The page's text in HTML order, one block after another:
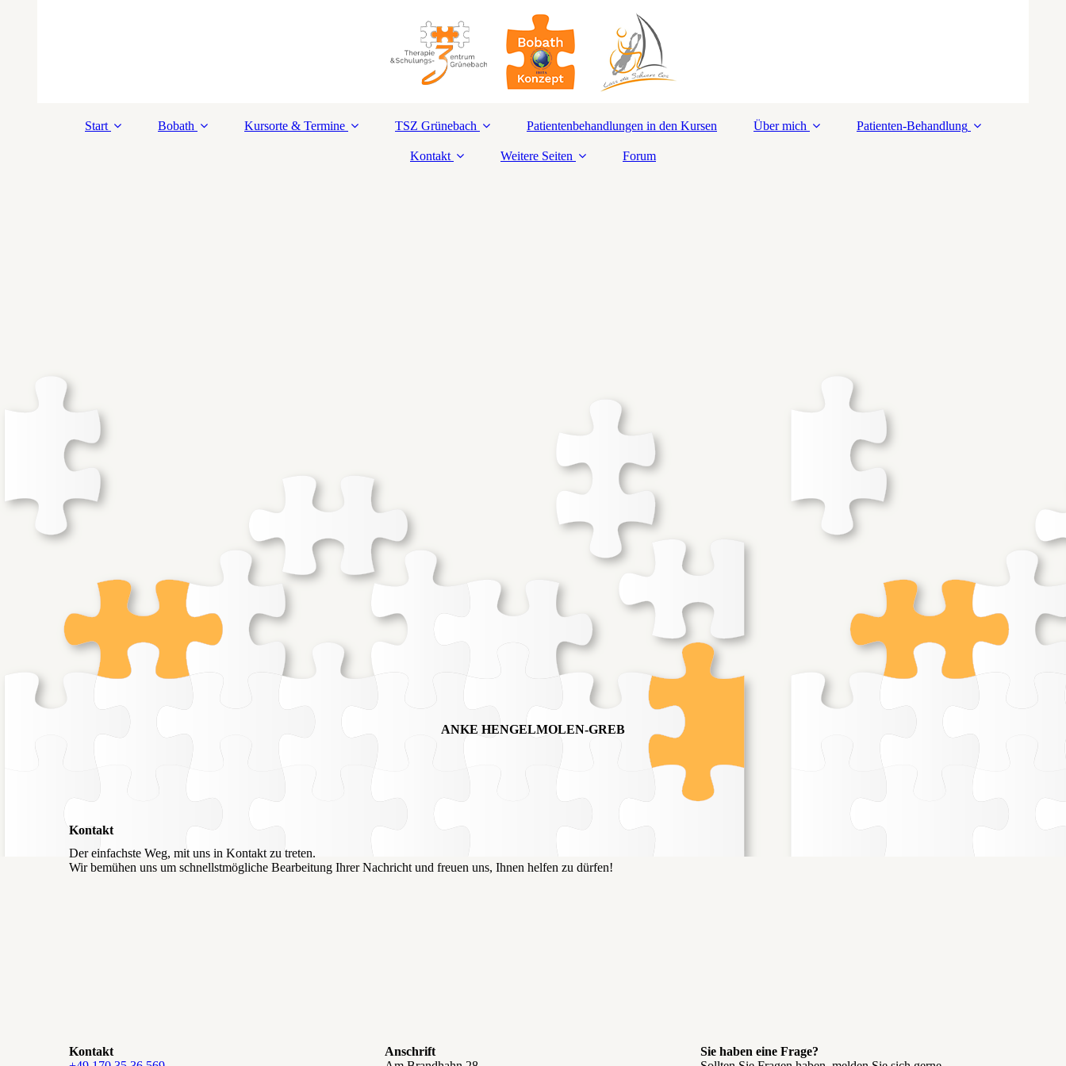
Start Bobath Kursorte & Termine TSZ Grünebach Patientenbehandlungen in den Kursen Über mich Patienten-Behandlung
Kontakt Weitere Seiten Forum
ANKE HENGELMOLEN-GREB
Kontakt
Der einfachste Weg, mit uns in Kontakt zu treten.
Wir bemühen uns um schnellstmögliche Bearbeitung Ihrer Nachricht und freuen uns, Ihnen helfen zu dürfen!
Kontakt
Anschrift
Sie haben eine Frage?